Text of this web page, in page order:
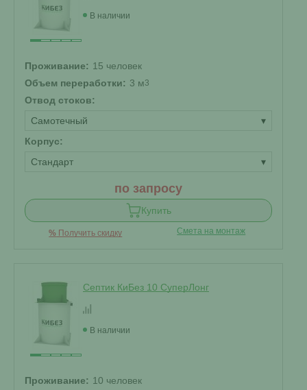
В наличии
Проживание: 15 человек
Объем переработки: 3 м3
Отвод стоков:
Самотечный
▾
Корпус:
Стандарт
▾
по запросу
Купить
% Получить скидку Смета на монтаж
Септик КиБез 10 СуперЛонг
В наличии
Проживание: 10 человек